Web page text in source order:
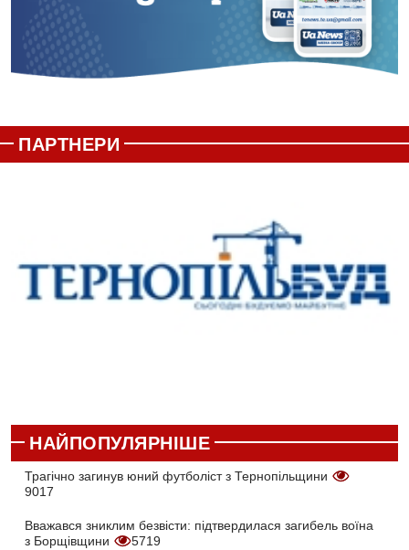
ПАРТНЕРИ
НАЙПОПУЛЯРНІШЕ
Трагічно загинув юний футболіст з Тернопільщини
9017
Вважався зниклим безвісти: підтвердилася загибель воїна
з Борщівщини
5719